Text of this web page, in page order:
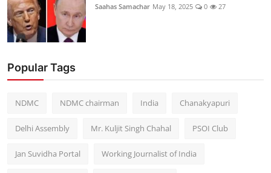
Saahas Samachar May 18, 2025 0 27
Popular Tags
NDMC NDMC chairman India Chanakyapuri
Delhi Assembly Mr. Kuljit Singh Chahal PSOI Club
Jan Suvidha Portal Working Journalist of India